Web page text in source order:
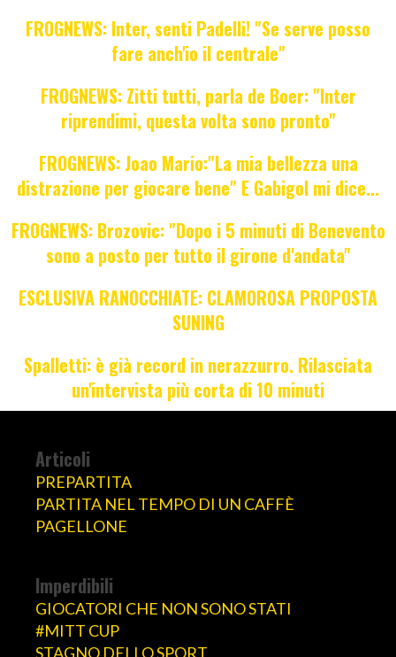
FROGNEWS: Inter, senti Padelli! "Se serve posso
fare anch'io il centrale"
FROGNEWS: Zitti tutti, parla de Boer: "Inter
riprendimi, questa volta sono pronto"
FROGNEWS: Joao Mario:"La mia bellezza una
distrazione per giocare bene" E Gabigol mi dice...
FROGNEWS: Brozovic: "Dopo i 5 minuti di Benevento
sono a posto per tutto il girone d'andata"
ESCLUSIVA RANOCCHIATE: CLAMOROSA PROPOSTA
SUNING
Spalletti: è già record in nerazzurro. Rilasciata
un'intervista più corta di 10 minuti
Articoli
PREPARTITA
PARTITA NEL TEMPO DI UN CAFFÈ
PAGELLONE
Imperdibili
GIOCATORI CHE NON SONO STATI
#MITT CUP
STAGNO DELLO SPORT